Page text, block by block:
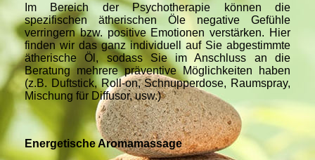
Im Bereich der Psychotherapie können die
spezifischen ätherischen Öle negative Gefühle
verringern bzw. positive Emotionen verstärken. Hier
finden wir das ganz individuell auf Sie abgestimmte
ätherische Öl, sodass Sie im Anschluss an die
Beratung mehrere präventive Möglichkeiten haben
(z.B. Duftstick, Roll-on, Schnupperdose, Raumspray,
Mischung für Diffusor, usw.)
Energetische Aromamassage